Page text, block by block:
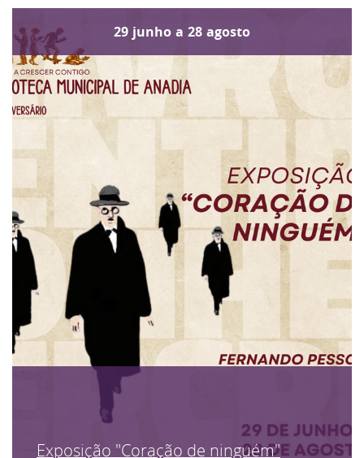
29 junho a 28 agosto
Exposição "Coração de ninguém"